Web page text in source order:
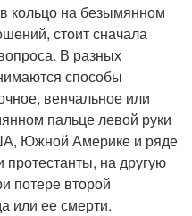
кольцо на безымянном
стоит сначала
В разных
способы
венчальное или
пальце левой руки
Южной Америке и ряде
протестанты, на другую
потере второй
или ее смерти.